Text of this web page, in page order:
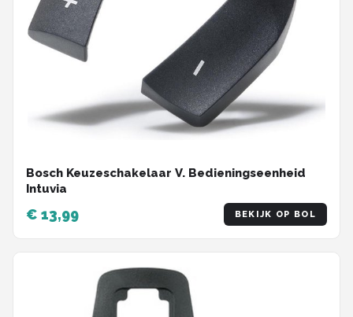
Bosch Keuzeschakelaar V. Bedieningseenheid
Intuvia
€ 13,99 BEKIJK OP BOL